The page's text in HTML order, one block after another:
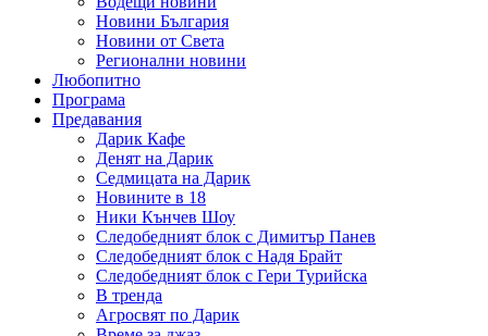
Новини България
Новини от Света
Регионални новини
Любопитно
Програма
Предавания
Дарик Кафе
Денят на Дарик
Седмицата на Дарик
Новините в 18
Ники Кънчев Шоу
Следобедният блок с Димитър Панев
Следобедният блок с Надя Брайт
Следобедният блок с Гери Турийска
В тренда
Агросвят по Дарик